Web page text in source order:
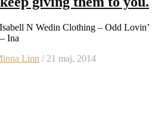
N Wedin Clothing – Odd Lovin’
Ina
Linn / 21 maj, 2014